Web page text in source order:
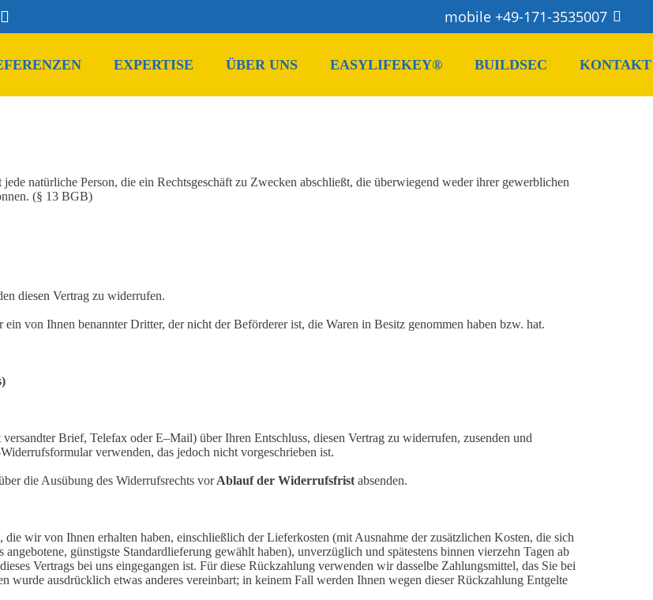
mobile +49-171-3535007
EXPERTISE ÜBER UNS EASYLIFEKEY® BUILDSEC KONTAKT
jede natürliche Person, die ein Rechtsgeschäft zu Zwecken abschließt, die überwiegend weder ihrer gewerblichen
(§ 13 BGB)
diesen Vertrag zu widerrufen.
ein von Ihnen benannter Dritter, der nicht der Beförderer ist, die Waren in Besitz genommen haben bzw. hat.
Brief, Telefax oder E–Mail) über Ihren Entschluss, diesen Vertrag zu widerrufen, zusenden und
Widerrufsformular verwenden, das jedoch nicht vorgeschrieben ist.
die Ausübung des Widerrufsrechts vorAblauf der Widerrufsfrist absenden.
die wir von Ihnen erhalten haben, einschließlich der Lieferkosten (mit Ausnahme der zusätzlichen Kosten, die sich
angebotene, günstigste Standardlieferung gewählt haben), unverzüglich und spätestens binnen vierzehn Tagen ab
dieses Vertrags bei uns eingegangen ist. Für diese Rückzahlung verwenden wir dasselbe Zahlungsmittel, das Sie bei
wurde ausdrücklich etwas anderes vereinbart; in keinem Fall werden Ihnen wegen dieser Rückzahlung Entgelte